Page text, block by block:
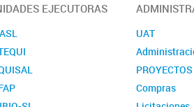
EJECUTORAS
UAT
Compras